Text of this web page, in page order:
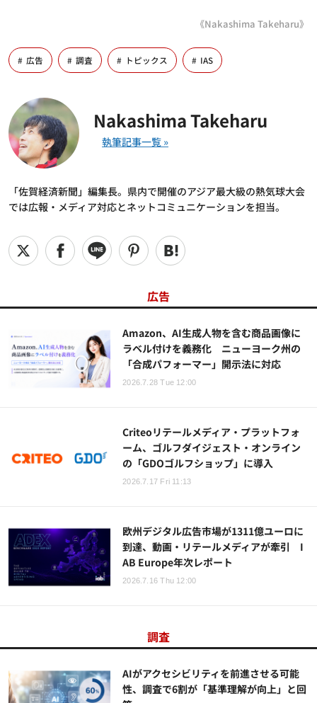
《Nakashima Takeharu》
広告 調査 トピックス IAS
Nakashima Takeharu
「佐賀経済新聞」編集長。県内で開催のアジア最大級の熱気球大会
では広報・メディア対応とネットコミュニケーションを担当。
広告
Amazon、AI生成人物を含む商品画像に
ラベル付けを義務化 ニューヨーク州の
「合成パフォーマー」開示法に対応
2026.7.28 Tue 12:00
Criteoリテールメディア・プラットフォ
ーム、ゴルフダイジェスト・オンライン
の「GDOゴルフショップ」に導入
2026.7.17 Fri 11:13
欧州デジタル広告市場が1311億ユーロに
到達、動画・リテールメディアが牽引 I
AB Europe年次レポート
2026.7.16 Thu 12:00
調査
AIがアクセシビリティを前進させる可能
性、調査で6割が「基準理解が向上」と回